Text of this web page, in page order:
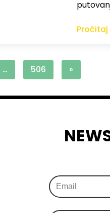
Pročitaj
… 506 »